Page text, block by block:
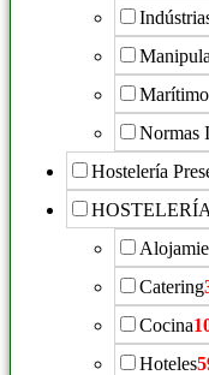
Normas
Hostelería
Catering
Cocina
Hoteles